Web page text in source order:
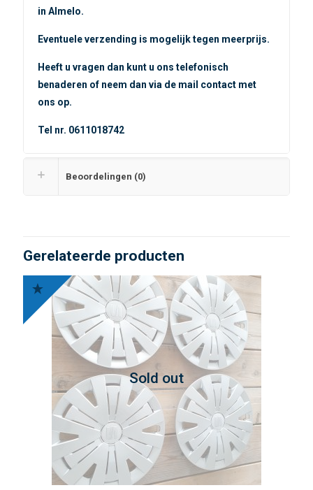
in Almelo.
Eventuele verzending is mogelijk tegen meerprijs.
Heeft u vragen dan kunt u ons telefonisch
benaderen of neem dan via de mail contact met
ons op.
Tel nr. 0611018742
Beoordelingen (0)
Gerelateerde producten
Sold out